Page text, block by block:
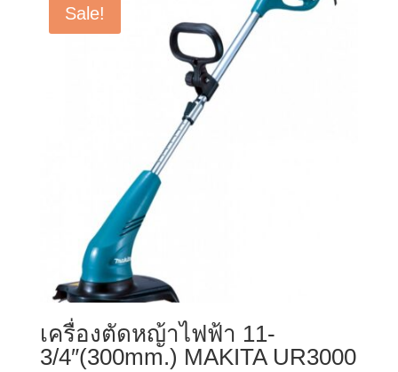
Sale!
เครื่องตัดหญ้าไฟฟ้า 11-
3/4″(300mm.) MAKITA UR3000